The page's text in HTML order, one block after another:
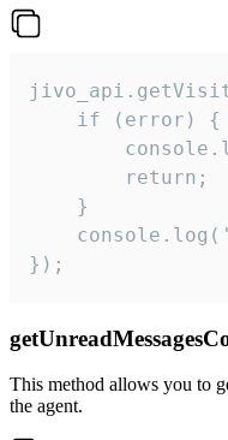
    if (error) {
        return;
    }
});
This method allows you to
the agent.